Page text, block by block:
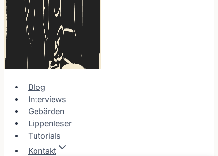
Blog
Interviews
Gebärden
Lippenleser
Tutorials
Kontakt